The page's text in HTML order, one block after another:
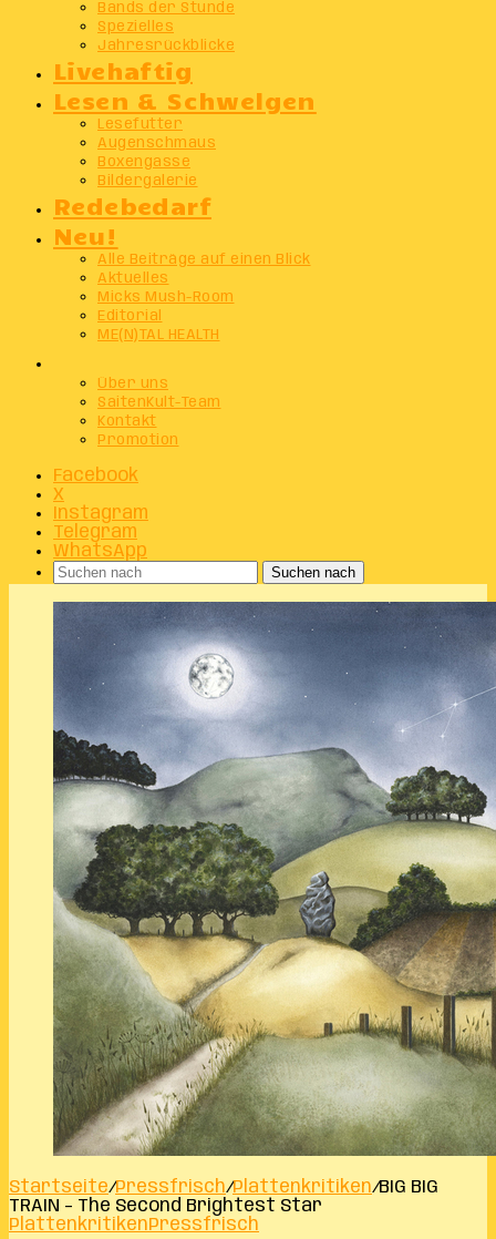
Bands der Stunde
Spezielles
Jahresrückblicke
Livehaftig
Lesen & Schwelgen
Lesefutter
Augenschmaus
Boxengasse
Bildergalerie
Redebedarf
Neu!
Alle Beiträge auf einen Blick
Aktuelles
Micks Mush-Room
Editorial
ME(N)TAL HEALTH
Über uns
SaitenKult-Team
Kontakt
Promotion
Facebook
X
Instagram
Telegram
WhatsApp
Suchen nach
Startseite/Pressfrisch/Plattenkritiken/BIG BIG
TRAIN – The Second Brightest Star
PlattenkritikenPressfrisch